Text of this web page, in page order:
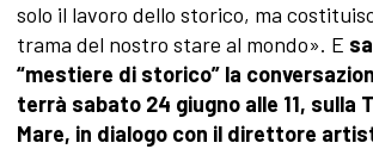
solo il lavoro dello storico, ma
trama del nostro stare al mondo». E
“mestiere di storico” la
terrà sabato 24 giugno alle 11, sulla
Mare, in dialogo con il direttore